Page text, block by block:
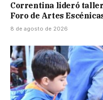
Correntina lideró
Foro de Artes
8 de agosto de 2026